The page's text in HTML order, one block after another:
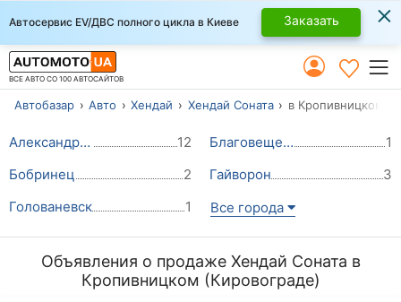
Автосервис EV/ДВС полного цикла в Киеве Заказать ×
ВСЕ АВТО СО 100 АВТОСАЙТОВ
Автобазар Авто Хендай Хендай Соната в Кропивницком
Александрия 12 Благовещенское (Ульяновка)
1
Бобринец
2 Гайворон
3
Голованевск
1 Все города
Объявления о продаже Хендай Соната в
Кропивницком (Кировограде)